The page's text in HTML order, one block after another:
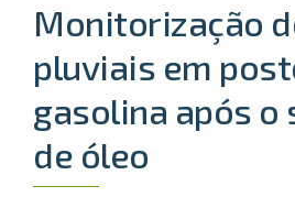
Monitorização
pluviais em
gasolina após o
de óleo